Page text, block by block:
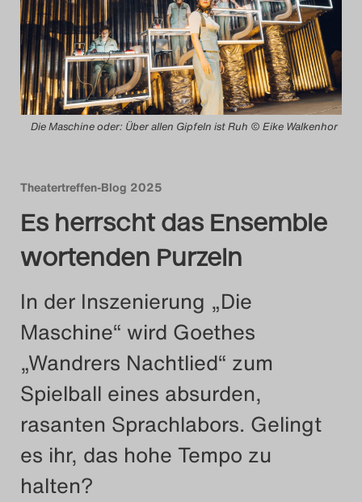
Das Theatertreffen-Blog
2014
Das Theatertreffen-Blog
2015
Das Theatertreffen-Blog
2016
Das Theatertreffen-Blog
Das Theatertreffen-Blog
2018
Das Theatertreffen-Blog
2018 Alumni
Das Theatertreffen-Blog
Die Maschine oder: Über allen Gipfeln ist Ruh © Eike Walkenhor
Theatertreffen-Blog 2025
Es herrscht das Ensemble
wortenden Purzeln
In der Inszenierung „Die
Maschine“ wird Goethes
„Wandrers Nachtlied“ zum
Spielball eines absurden,
rasanten Sprachlabors. Gelingt
es ihr, das hohe Tempo zu
halten?